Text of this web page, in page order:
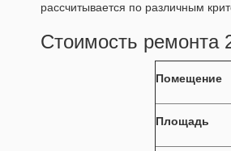
рассчитывается по различным
Стоимость ремонта
Помещение
Площадь